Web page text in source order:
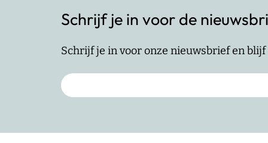
Schrijf je in voor de
Schrijf je in voor onze nieuwsbrief en